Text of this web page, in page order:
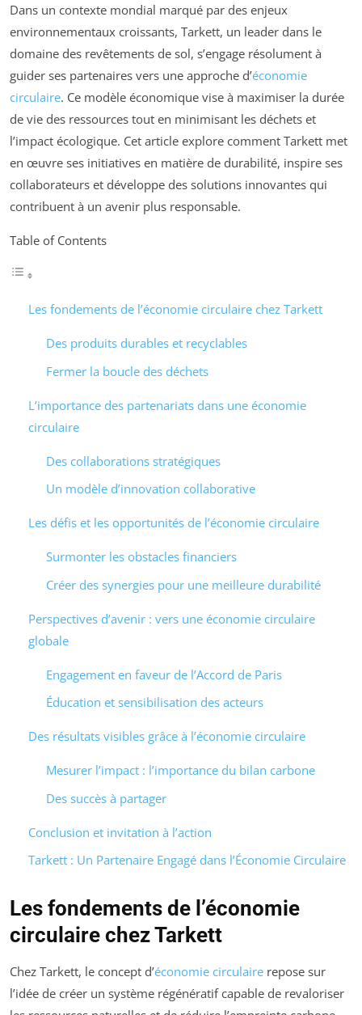
Dans un contexte mondial marqué par des enjeux
environnementaux croissants, Tarkett, un leader dans le
domaine des revêtements de sol, s’engage résolument à
guider ses partenaires vers une approche d’économie
circulaire. Ce modèle économique vise à maximiser la durée
de vie des ressources tout en minimisant les déchets et
l’impact écologique. Cet article explore comment Tarkett met
en œuvre ses initiatives en matière de durabilité, inspire ses
collaborateurs et développe des solutions innovantes qui
contribuent à un avenir plus responsable.
Table of Contents
Les fondements de l’économie circulaire chez Tarkett
Des produits durables et recyclables
Fermer la boucle des déchets
L’importance des partenariats dans une économie
circulaire
Des collaborations stratégiques
Un modèle d’innovation collaborative
Les défis et les opportunités de l’économie circulaire
Surmonter les obstacles financiers
Créer des synergies pour une meilleure durabilité
Perspectives d’avenir : vers une économie circulaire
globale
Engagement en faveur de l’Accord de Paris
Éducation et sensibilisation des acteurs
Des résultats visibles grâce à l’économie circulaire
Mesurer l’impact : l’importance du bilan carbone
Des succès à partager
Conclusion et invitation à l’action
Tarkett : Un Partenaire Engagé dans l’Économie Circulaire
Les fondements de l’économie
circulaire chez Tarkett
Chez Tarkett, le concept d’économie circulaire repose sur
l’idée de créer un système régénératif capable de revaloriser